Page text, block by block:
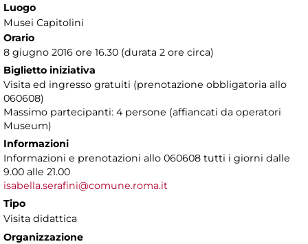
Luogo
Musei Capitolini
Orario
8 giugno 2016 ore 16.30 (durata 2 ore circa)
Biglietto iniziativa
Visita ed ingresso gratuiti (prenotazione obbligatoria allo
060608)
Massimo partecipanti: 4 persone (affiancati da operatori
Museum)
Informazioni
Informazioni e prenotazioni allo 060608 tutti i giorni dalle
9.00 alle 21.00
isabella.serafini@comune.roma.it
Tipo
Visita didattica
Organizzazione